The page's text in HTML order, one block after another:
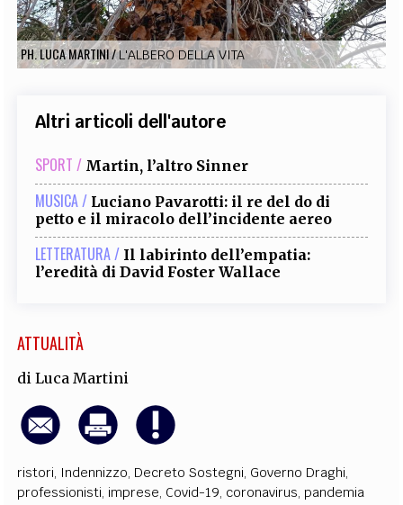
PH. LUCA MARTINI/L'ALBERO DELLA VITA
Altri articoli dell'autore
SPORT / Martin, l’altro Sinner
MUSICA / Luciano Pavarotti: il re del do di
petto e il miracolo dell’incidente aereo
LETTERATURA / Il labirinto dell’empatia:
l’eredità di David Foster Wallace
ATTUALITÀ
diLuca Martini
ristori, Indennizzo, Decreto Sostegni, Governo Draghi,
professionisti, imprese, Covid-19, coronavirus, pandemia